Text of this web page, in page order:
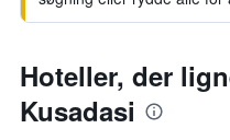
Hoteller, der
Kusadasi